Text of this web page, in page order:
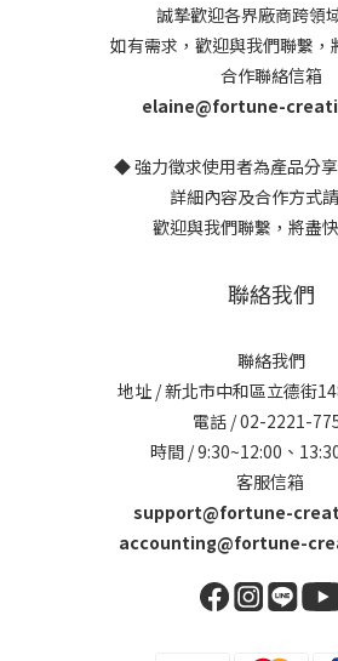
誠摯歡迎各界廠商跨領
如有需求，歡迎與我們聯繫，
合作聯絡信箱
elaine@fortune-
◆ 強力徵求使用者為產品分
詳細內容及合作方式
歡迎與我們聯繫，將盡
聯絡我們
聯絡我們
地址 / 新北市中和區立德街
電話 / 02-2221-
時間 / 9:30~12:00、
客服信箱
support@fortune-
accounting@fortune-